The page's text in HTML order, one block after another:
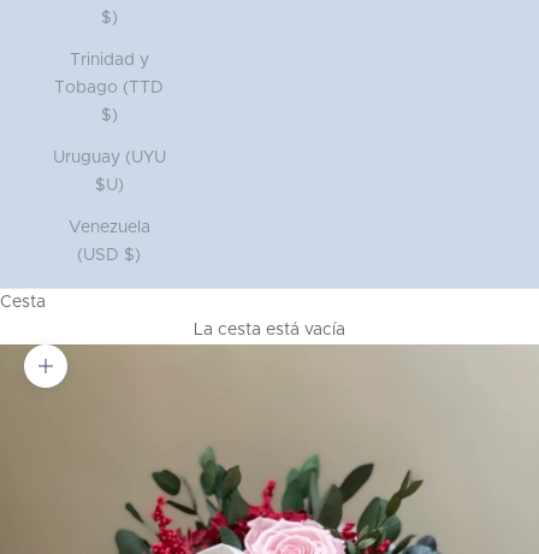
$)
Trinidad y
Tobago (TTD
$)
Uruguay (UYU
$U)
Venezuela
(USD $)
Cesta
La cesta está vacía
Zoom